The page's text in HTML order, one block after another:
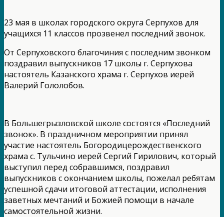
23 мая в школах городского округа Серпухов для
учащихся 11 классов прозвенел последний звонок.
От Серпуховского благочиния с последним звонком
поздравил выпускников 17 школы г. Серпухова
настоятель Казанского храма г. Серпухов иерей
Валерий Гололобов.
В Большегрызловской школе состоятся «Последний
звонок». В праздничном мероприятии принял
участие настоятель Богородицерождественского
храма с. Тульчино иерей Сергий Гирилович, который
выступил перед собравшимся, поздравил
выпускников с окончанием школы, пожелал ребятам
успешной сдачи итоговой аттестации, исполнения
заветных мечтаний и Божией помощи в начале
самостоятельной жизни.